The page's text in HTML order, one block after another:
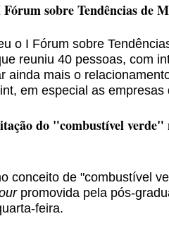
sobre Tendências de
o I Fórum sobre
reuniu 40 pessoas, com
ainda mais o
em especial as empresas
do "combustível
conceito de "combustível
promovida pela pós-
feira.